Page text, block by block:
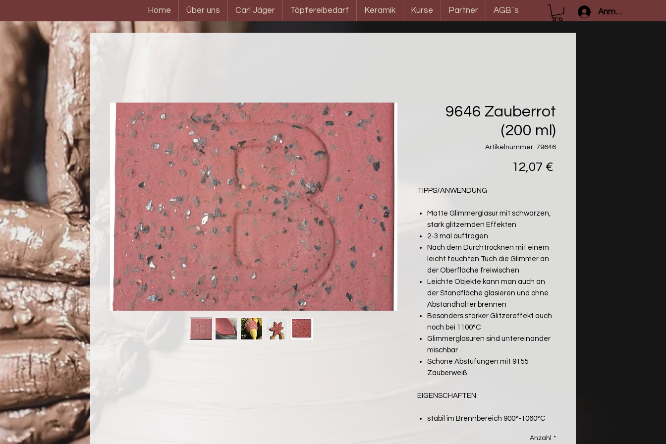
Anmelden
Home Über uns Carl Jäger Töpfereibedarf Keramik Kurse Partner AGB`s
9646 Zauberrot
(200 ml)
Artikelnummer: 79646
12,07 €
TIPPS/ANWENDUNG
Matte Glimmerglasur mit schwarzen,
stark glitzernden Effekten
2-3 mal auftragen
Nach dem Durchtrocknen mit einem
leicht feuchten Tuch die Glimmer an
der Oberfläche freiwischen
Leichte Objekte kann man auch an
der Standfläche glasieren und ohne
Abstandhalter brennen
Besonders starker Glitzereffekt auch
noch bei 1100°C
Glimmerglasuren sind untereinander
mischbar
Schöne Abstufungen mit 9155
Zauberweiß
EIGENSCHAFTEN
stabil im Brennbereich 900°-1060°C
Anzahl *